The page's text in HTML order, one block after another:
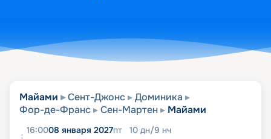
Майами Сент-Джонс
Доминика
Фор-де-Франс
Сен-Мартен Майами
16:0008 января 2027пт 10 дн/9 нч